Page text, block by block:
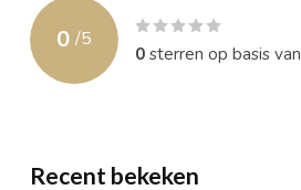
0 /5
0sterren op basis van
Recent bekeken